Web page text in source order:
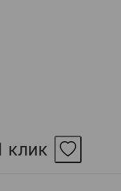
клик